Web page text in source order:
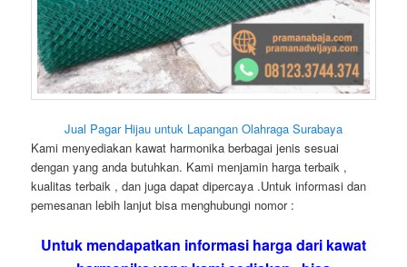
Jual Pagar Hijau untuk Lapangan Olahraga Surabaya
Kami menyediakan kawat harmonika berbagai jenis sesuai
dengan yang anda butuhkan. Kami menjamin harga terbaik ,
kualitas terbaik , dan juga dapat dipercaya .Untuk informasi dan
pemesanan lebih lanjut bisa menghubungi nomor :
Untuk mendapatkan informasi harga dari kawat